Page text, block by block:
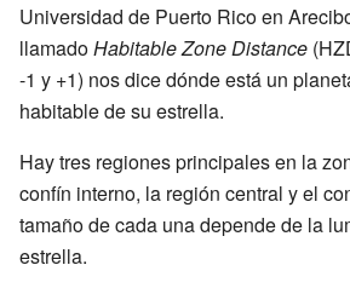
Universidad de Puerto Rico en
llamadoHabitable Zone Distance
-1 y +1) nos dice dónde está un
habitable de su estrella.
Hay tres regiones principales en la
confín interno, la región central y el
tamaño de cada una depende de la
estrella.